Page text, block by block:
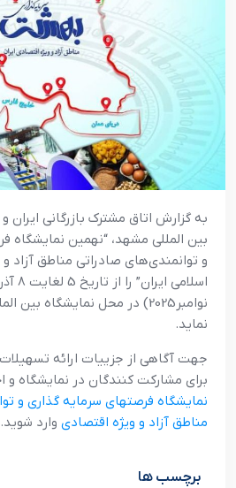
به گزارش اتاق مشترک بازرگانی
بین المللی مشهد، “نهمین
و توانمندی‌های صادراتی مناطق آزاد
نوامبر2025) در محل نمایشگاه
نماید.
جهت آگاهی از جزییات ارائه
برای مشارکت کنندگان در نمایشگاه
نمایشگاه فرصتهای سرمایه گذاری و
مناطق آزاد و ویژه اقتصادی وارد شوید.
برچسب ها